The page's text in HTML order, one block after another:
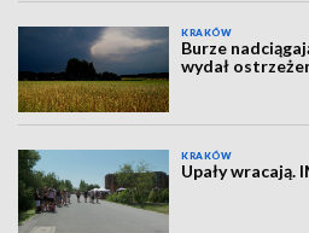
KRAKÓW
Burze
wydał
KRAKÓW
Upały wracają.